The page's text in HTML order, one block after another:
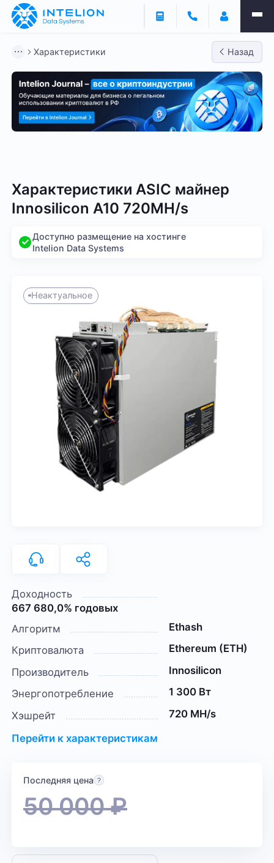
Характеристики Назад
Характеристики ASIC майнер
Innosilicon A10 720MH/s
Доступно размещение на хостинге
Intelion Data Systems
Неактуальное
Доходность
667 680,0% годовых
Алгоритм
Ethash
Криптовалюта
Ethereum (ETH)
Производитель
Innosilicon
Энергопотребление
1 300 Вт
Хэшрейт
720 MH/s
Перейти к характеристикам
Последняя цена
50 000₽